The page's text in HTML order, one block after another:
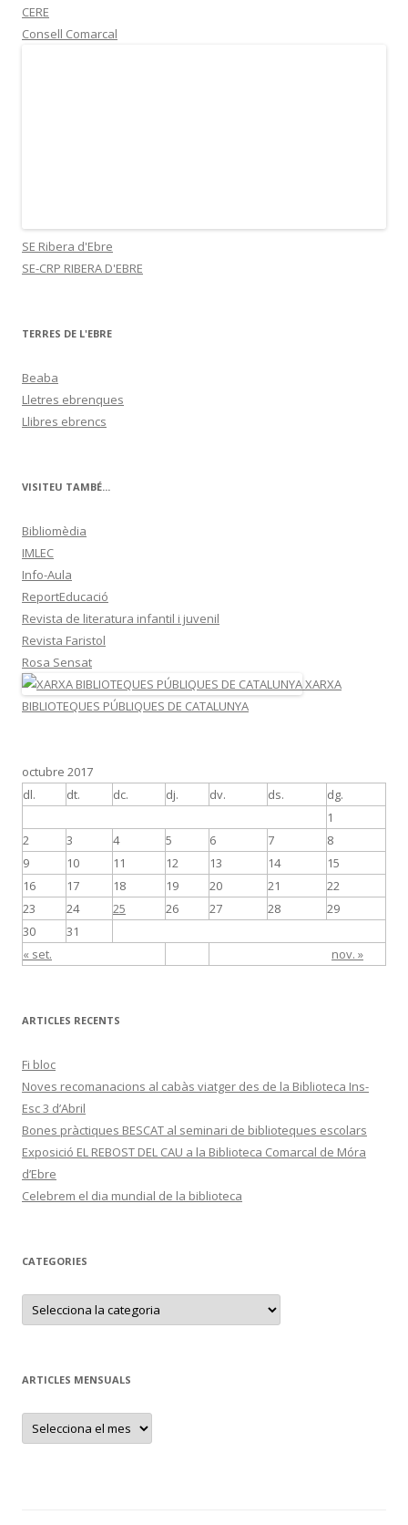
CERE
Consell Comarcal
SE Ribera d'Ebre
SE-CRP RIBERA D'EBRE
TERRES DE L'EBRE
Beaba
Lletres ebrenques
Llibres ebrencs
VISITEU TAMBÉ...
Bibliomèdia
IMLEC
Info-Aula
ReportEducació
Revista de literatura infantil i juvenil
Revista Faristol
Rosa Sensat
XARXA
BIBLIOTEQUES PÚBLIQUES DE CATALUNYA
octubre 2017
dl.
dt. dc. dj. dv. ds. dg.
« set. nov. »
1
2
3 4 5 6 7
8
9
10 11 12 13 14
15
16
17 18 19 20 21
22
23
24 25 26 27 28
29
30
31
ARTICLES RECENTS
Fi bloc
Noves recomanacions al cabàs viatger des de la Biblioteca Ins-
Esc 3 d’Abril
Bones pràctiques BESCAT al seminari de biblioteques escolars
Exposició EL REBOST DEL CAU a la Biblioteca Comarcal de Móra
d’Ebre
Celebrem el dia mundial de la biblioteca
CATEGORIES
C
t
r
i
s
ARTICLES MENSUALS
A
t